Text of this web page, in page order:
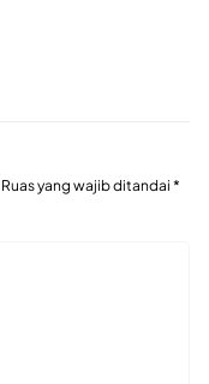
Ruas yang wajib ditandai *